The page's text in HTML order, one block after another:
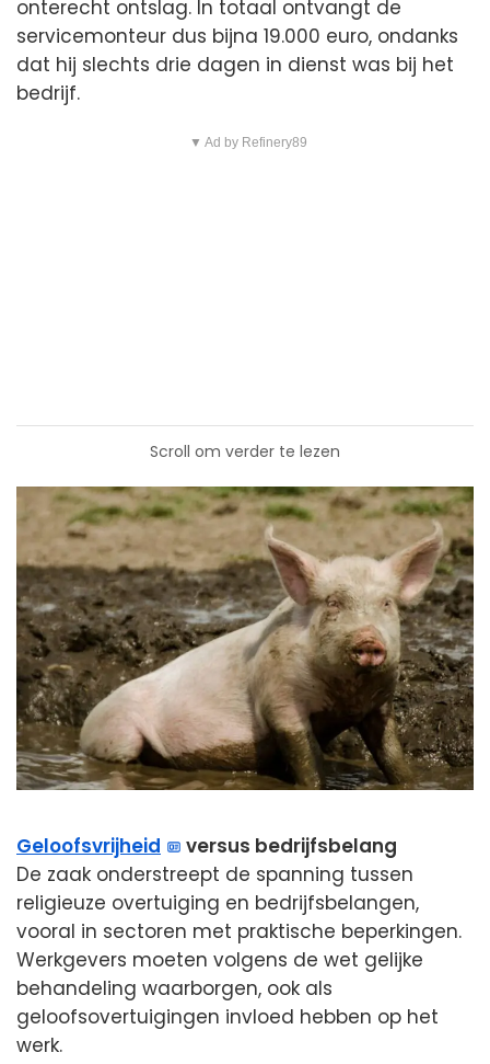
onterecht ontslag. In totaal ontvangt de
servicemonteur dus bijna 19.000 euro, ondanks
dat hij slechts drie dagen in dienst was bij het
bedrijf.
▼ Ad by Refinery89
Scroll om verder te lezen
Geloofsvrijheid
versus bedrijfsbelang
De zaak onderstreept de spanning tussen
religieuze overtuiging en bedrijfsbelangen,
vooral in sectoren met praktische beperkingen.
Werkgevers moeten volgens de wet gelijke
behandeling waarborgen, ook als
geloofsovertuigingen invloed hebben op het
werk.